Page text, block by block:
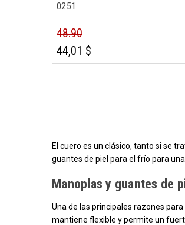
0251
48.90
44,01 $
El cuero es un clásico, tanto si se
guantes de piel para el frío para
Manoplas y guantes de
Una de las principales razones
mantiene flexible y permite un